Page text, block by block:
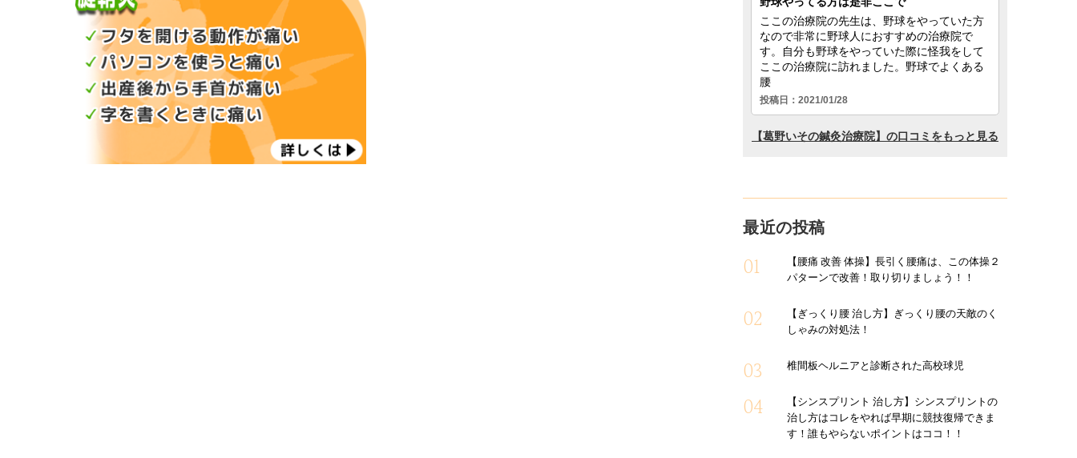
最近の投稿
【腰痛 改善 体操】長引く腰痛は、この体操２
パターンで改善！取り切りましょう！！
【ぎっくり腰 治し方】ぎっくり腰の天敵のく
しゃみの対処法！
椎間板ヘルニアと診断された高校球児
【シンスプリント 治し方】シンスプリントの
治し方はコレをやれば早期に競技復帰できま
す！誰もやらないポイントはココ！！